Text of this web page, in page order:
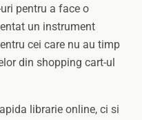
pentru a face o
un instrument
cei care nu au timp
din shopping cart-ul
librarie online, ci si